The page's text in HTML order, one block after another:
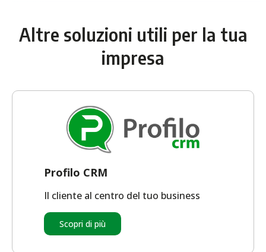
Altre soluzioni utili per la tua
impresa
Profilo CRM
Il cliente al centro del tuo business
Scopri di più